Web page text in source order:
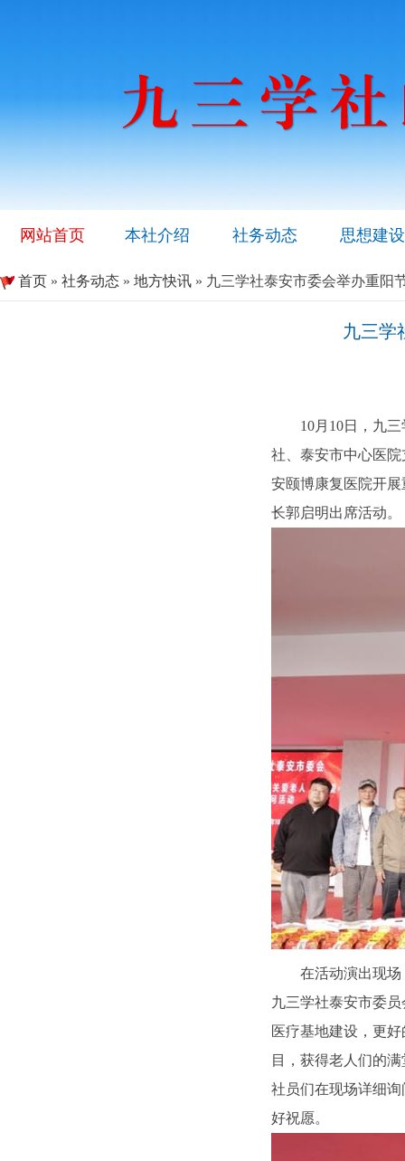
网站首页 本社介绍 社务动态 思想建设
首页 » 社务动态 » 地方快讯 » 九三学社泰安市委会举办重阳
九三学
10月10日，九
社、泰安市中心医
安颐博康复医院开
长郭启明出席活动。
在活动演出现
九三学社泰安市委
医疗基地建设，更
目，获得老人们的
社员们在现场详细
好祝愿。